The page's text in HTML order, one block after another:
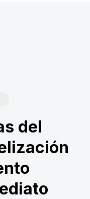
del